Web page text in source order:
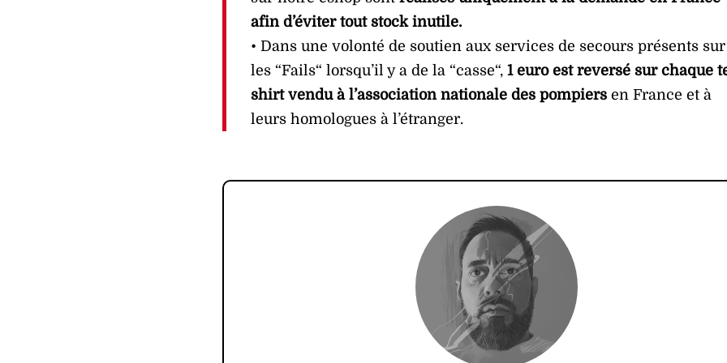
afin d’éviter tout stock inutile.
• Dans une volonté de soutien aux services de secours présents sur
les “Fails“ lorsqu’il y a de la “casse“, 1 euro est reversé sur chaque
shirt vendu à l’association nationale des pompiersen France et à
leurs homologues à l’étranger.